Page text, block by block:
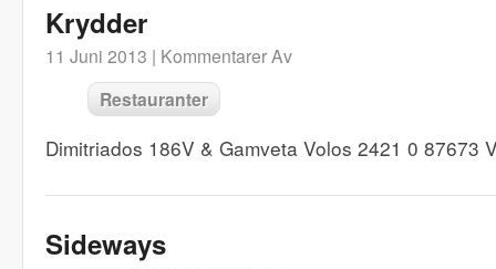
Krydder
11 Juni 2013 | Kommentarer Av
Restauranter
Dimitriados 186V & Gamveta Volos 2421 0 87673
Sideways